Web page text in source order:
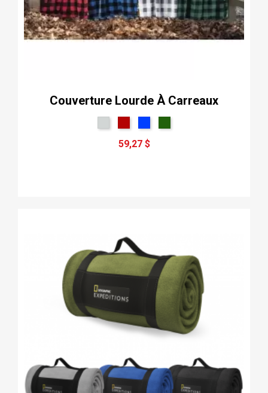
Couverture Lourde À Carreaux
59,27 $